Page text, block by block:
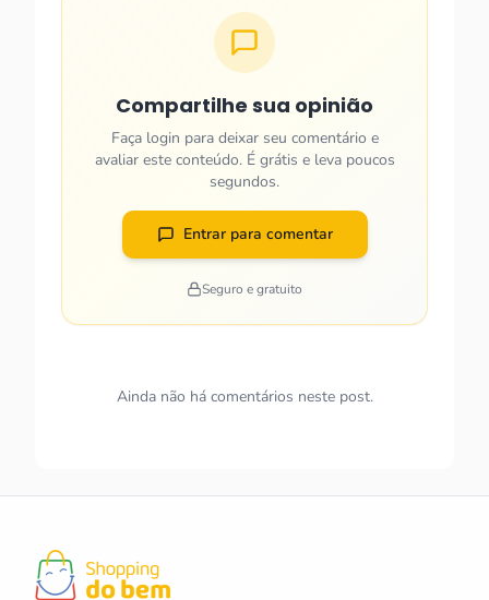
Compartilhe sua opinião
Faça login para deixar seu comentário e
avaliar este conteúdo. É grátis e leva poucos
segundos.
Entrar para comentar
Seguro e gratuito
Ainda não há comentários neste post.